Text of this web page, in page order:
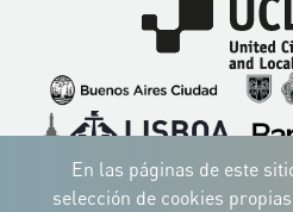
Imagen
ImagenImagen
ImagenImagen
En las páginas de este
selección de cookies